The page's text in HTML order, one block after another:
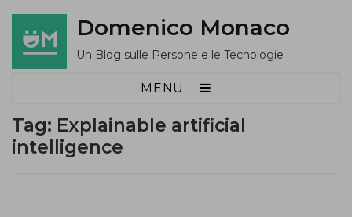
Domenico Monaco
Un Blog sulle Persone e le Tecnologie
MENU
Tag: Explainable artificial
intelligence